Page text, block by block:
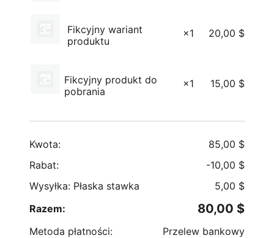
Fikcyjny wariant
produktu
×1 20,00 $
Fikcyjny produkt do
pobrania
×1 15,00 $
Kwota: 85,00 $
Rabat:
-10,00 $
Wysyłka: Płaska stawka
5,00 $
Razem:
80,00 $
Metoda płatności: Przelew bankowy